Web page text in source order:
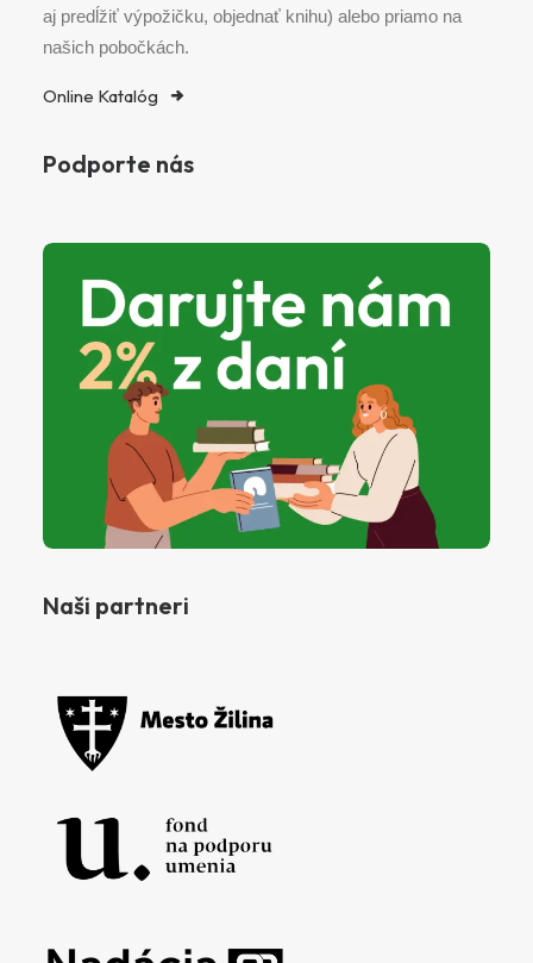
aj predĺžiť výpožičku, objednať knihu) alebo priamo na
našich pobočkách.
Online Katalóg
Podporte nás
Naši partneri